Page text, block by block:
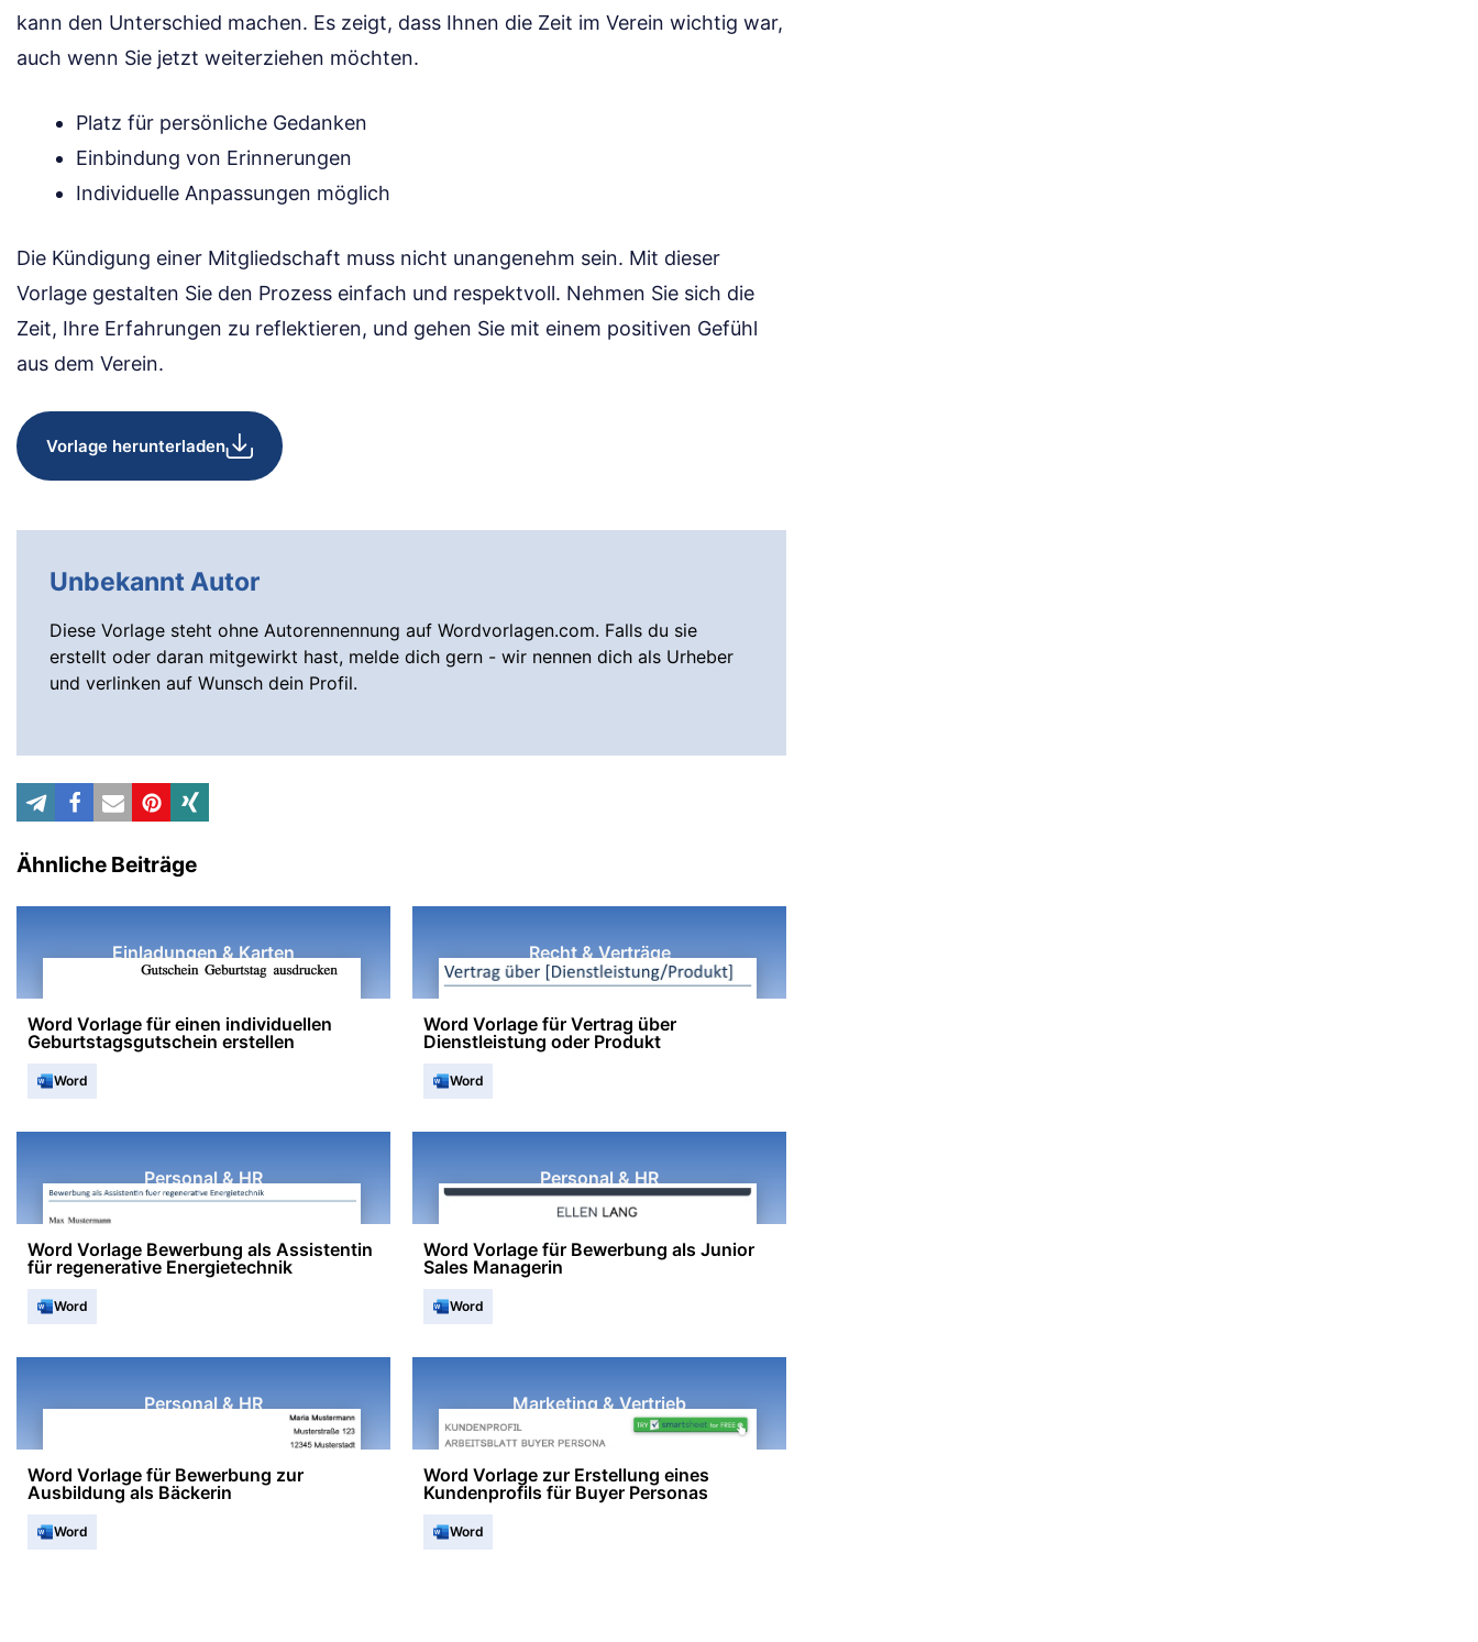
kann den Unterschied machen. Es zeigt, dass Ihnen die Zeit im Verein wichtig war,
auch wenn Sie jetzt weiterziehen möchten.
Platz für persönliche Gedanken
Einbindung von Erinnerungen
Individuelle Anpassungen möglich
Die Kündigung einer Mitgliedschaft muss nicht unangenehm sein. Mit dieser
Vorlage gestalten Sie den Prozess einfach und respektvoll. Nehmen Sie sich die
Zeit, Ihre Erfahrungen zu reflektieren, und gehen Sie mit einem positiven Gefühl
aus dem Verein.
Vorlage herunterladen
Unbekannt Autor
Diese Vorlage steht ohne Autorennennung auf Wordvorlagen.com. Falls du sie
erstellt oder daran mitgewirkt hast, melde dich gern - wir nennen dich als Urheber
und verlinken auf Wunsch dein Profil.
Ähnliche Beiträge
Einladungen & Karten
Word Vorlage für einen individuellen
Geburtstagsgutschein erstellen
Word
Recht & Verträge
Word Vorlage für Vertrag über
Dienstleistung oder Produkt
Word
Personal & HR
Word Vorlage Bewerbung als Assistentin
für regenerative Energietechnik
Word
Personal & HR
Word Vorlage für Bewerbung als Junior
Sales Managerin
Word
Personal & HR
Word Vorlage für Bewerbung zur
Ausbildung als Bäckerin
Word
Marketing & Vertrieb
Word Vorlage zur Erstellung eines
Kundenprofils für Buyer Personas
Word